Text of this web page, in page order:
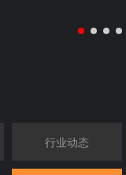
行业动态